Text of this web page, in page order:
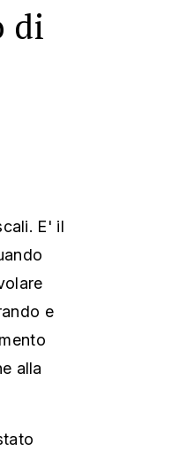
di
E' il
e
alla